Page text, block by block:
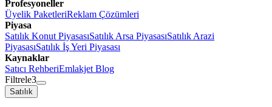
Profesyoneller
Üyelik PaketleriReklam Çözümleri
Piyasa
Satılık Konut PiyasasıSatılık Arsa PiyasasıSatılık Arazi
PiyasasıSatılık İş Yeri Piyasası
Kaynaklar
Satıcı RehberiEmlakjet Blog
Filtrele3
Satılık